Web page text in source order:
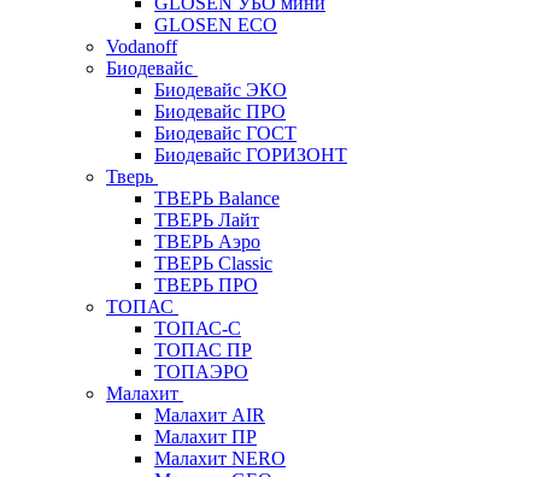
GLOSEN ECO
Vodanoff
Биодевайс
Биодевайс ЭКО
Биодевайс ПРО
Биодевайс ГОСТ
Биодевайс ГОРИЗОНТ
Тверь
ТВЕРЬ Balance
ТВЕРЬ Лайт
ТВЕРЬ Аэро
ТВЕРЬ Classic
ТВЕРЬ ПРО
ТОПАС
ТОПАС-С
ТОПАС ПР
ТОПАЭРО
Малахит
Малахит AIR
Малахит ПР
Малахит NERO